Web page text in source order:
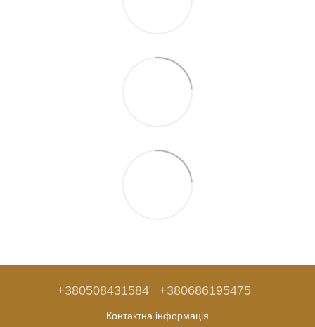
+380508431584 +380686195475
Контактна інформація